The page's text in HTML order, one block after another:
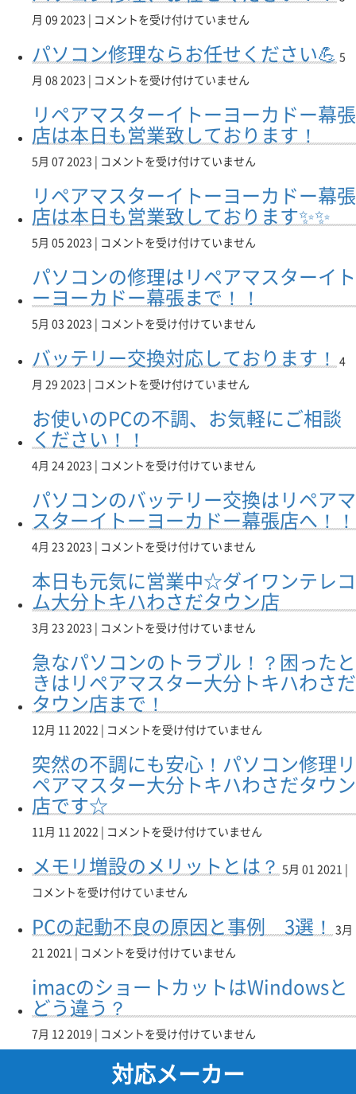
張
ま
で！
は
ー
張
店
に
お
任
せ
だ
い！！
は
ー
ー
カ
ド
ー
幕
張
店
へ！！！】
は
リ
ペ
マ
ス
ー
稲
沢
店
ま
で！
は
し
お
り
ま
す！】
は
パ
ソ
ン
相
く
だ
さ
い。
月 09 2023 | パ
コ
ン
修
お
任
せ
く
さ
い！！
は
コメントを受け付けていません
パソコン修理ならお任せください💪 5
月 08 2023 | パ
コ
ン
修
理
な
ら
お
任
せ
く
だ
さ
い
💪
は
コメントを受け付けていません
リペアマスターイトーヨーカドー幕張
店は本日も営業致しております！
5月 07 2023 | リ
ア
マ
ス
タ
イ
ト
ー
ヨ
カ
ド
ー
張
店
は
本
も
営
業
致
て
お
り
ま
す！
は
コメントを受け付けていません
リペアマスターイトーヨーカドー幕張
店は本日も営業致しております✨✨
5月 05 2023 | リ
ア
マ
ス
タ
イ
ト
ー
ー
カ
ド
ー
張
店
は
本
も
営
業
致
て
お
り
ま
✨✨
コメントを受け付けていません
パソコンの修理はリペアマスターイト
ーヨーカドー幕張まで！！
5月 03 2023 | パ
コ
ン
の
理
は
リ
ペ
マ
ス
タ
ー
ト
ー
ヨ
ー
ド
ー
幕
張
ま
で！！
は
コメントを受け付けていません
バッテリー交換対応しております！
4
月 29 2023 | バ
テ
リ
ー
交
換
対
応
し
て
お
り
ま
す！
は
コメントを受け付けていません
お使いのPCの不調、お気軽にご相談
ください！！
4月 24 2023 | お
い
の
PC
の
調、
お
気
軽
ご
相
談
く
さ
は
コメントを受け付けていません
パソコンのバッテリー交換はリペアマ
スターイトーヨーカドー幕張店へ！！
4月 23 2023 | パ
コ
ン
の
バ
テ
リ
ー
交
換
は
リ
ペ
ア
マ
ス
タ
イ
ト
ー
ー
ド
ー
幕
張
へ！！
コメントを受け付けていません
本日も元気に営業中☆ダイワンテレコ
ム大分トキハわさだタウン店
3月 23 2023 | 本
も
元
気
に
営
業
中
☆
ダ
イ
ワ
ン
レ
ム
分
ト
キ
ハ
わ
さ
タ
コメントを受け付けていません
急なパソコンのトラブル！？困ったと
きはリペアマスター大分トキハわさだ
タウン店まで！
12月 11 2022 | 急
パ
ソ
コ
ン
の
ト
ラ
ブ
ル！？
っ
た
と
は
リ
ペ
ア
マ
ス
タ
コメントを受け付けていません
突然の不調にも安心！パソコン修理リ
ペアマスター大分トキハわさだタウン
店です☆
11月 11 2022 | 突
の
不
調
も
心！
ソ
コ
ン
修
理
リ
ペ
コメントを受け付けていません
メモリ増設のメリットとは？ 5月 01 2021 |
コメントを受け付けていません
PCの起動不良の原因と事例 3選！
3月
21 2021 | PC
起
動
不
良
の
コメントを受け付けていません
imacのショートカットはWindowsと
どう違う？
7月 12 2019 | imac
の
コメントを受け付けていません
対応メーカー